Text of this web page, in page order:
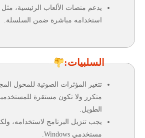
استخدامه مباشرة ضمن السلسلة.
السلبيات:
تتغير المؤثرات الصوتية للمحول
متكرر ولا تكون مستقرة
الطويل.
يجب تنزيل البرنامج لاستخدامه،
مستخدمي Windows.